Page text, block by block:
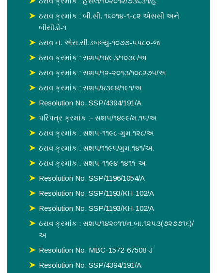
ઠરાવ ક્રમાંક : બી.સી. ૧૬૦૧૪-૧-૮૨ એસસી અને
બીસીડી-૧
ઠરાવ નં. એસ.સી.ડબલ્યુ-૧૦૭૭-૫૫૮૦-જ
ઠરાવ ક્રમાંક : સશપ/૧૪૯૩/૧૦૩૯/અ
ઠરાવ ક્રમાંક : સશપ/૧૨-૨૦૧૩/૧૦૮૨૭૫/અ
ઠરાવ ક્રમાંક : સશપ/૪૩૯૪/૧૯૧/અ
Resolution No. SSP/4394/191/A
પરિપત્ર ક્રમાંક :- સશપ/૧૪૯૯/મ.૧૫/અ
ઠરાવ ક્રમાંક : સશપ-૧૧૯૮-મુમ.૧૨૮/અ
ઠરાવ ક્રમાંક : સશપ/૧૧૯૫/મુમ.૧૪૧/અ.
ઠરાવ ક્રમાંક : સશપ-૧૧૯૪-૧૪૧૧-અ
Resolution No. SSP/1196/1054/A
Resolution No. SSP/1193/KH-102/A
Resolution No. SSP/1193/KH-102/A
ઠરાવ ક્રમાંક : સશપ/૧૪૨૦૧૧/ન.બા.૧૨૫૩(૭૨૭૭૧૬)/
અ
Resolution No. MBC-1572-67508-J
Resolution No. SSP/4394/191/A